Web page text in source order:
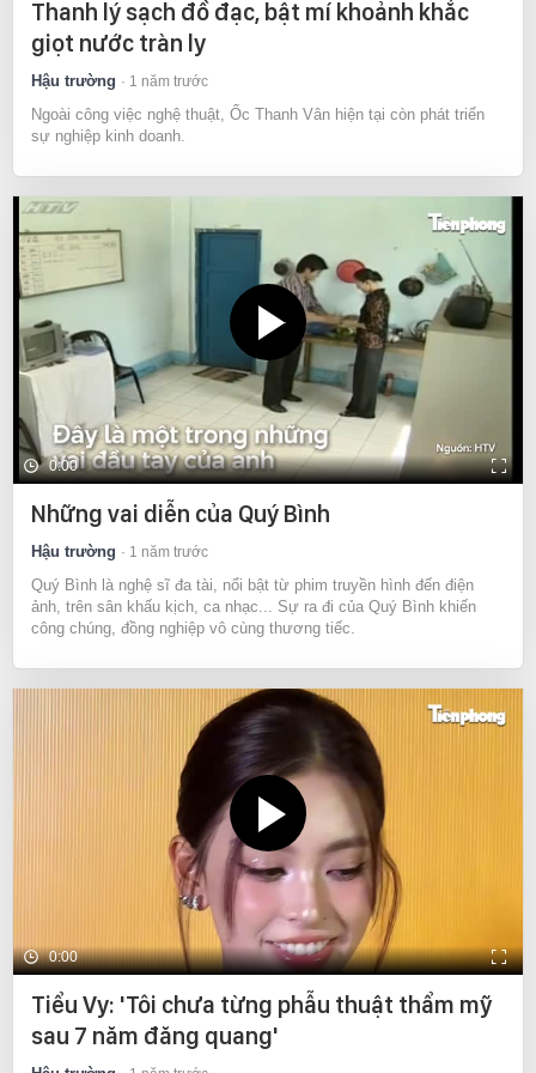
Thanh lý sạch đồ đạc, bật mí khoảnh khắc
giọt nước tràn ly
Hậu trường 1 năm trước
Ngoài công việc nghệ thuật, Ốc Thanh Vân hiện tại còn phát triển
sự nghiệp kinh doanh.
0:00
Những vai diễn của Quý Bình
Hậu trường 1 năm trước
Quý Bình là nghệ sĩ đa tài, nổi bật từ phim truyền hình đến điện
ảnh, trên sân khấu kịch, ca nhạc... Sự ra đi của Quý Bình khiến
công chúng, đồng nghiệp vô cùng thương tiếc.
0:00
Tiểu Vy: 'Tôi chưa từng phẫu thuật thẩm mỹ
sau 7 năm đăng quang'